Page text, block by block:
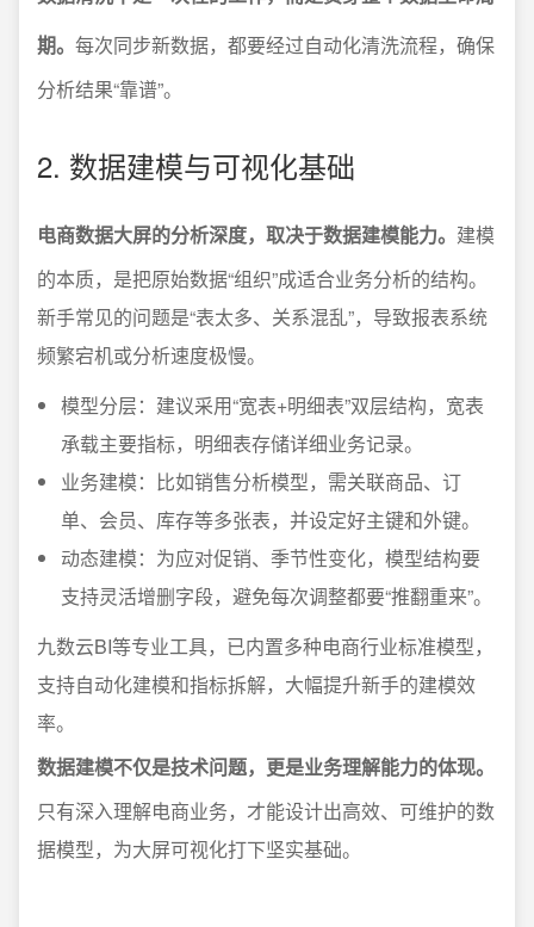
期。 每次同步新数据，都要经过自动化清洗流程，确保
分析结果“靠谱”。
2. 数据建模与可视化基础
电商数据大屏的分析深度，取决于数据建模能力。 建模
的本质，是把原始数据“组织”成适合业务分析的结构。
新手常见的问题是“表太多、关系混乱”，导致报表系统
频繁宕机或分析速度极慢。
模型分层：建议采用“宽表+明细表”双层结构，宽表
承载主要指标，明细表存储详细业务记录。
业务建模：比如销售分析模型，需关联商品、订
单、会员、库存等多张表，并设定好主键和外键。
动态建模：为应对促销、季节性变化，模型结构要
支持灵活增删字段，避免每次调整都要“推翻重来”。
九数云BI等专业工具，已内置多种电商行业标准模型，
支持自动化建模和指标拆解，大幅提升新手的建模效
率。
数据建模不仅是技术问题，更是业务理解能力的体现。
只有深入理解电商业务，才能设计出高效、可维护的数
据模型，为大屏可视化打下坚实基础。